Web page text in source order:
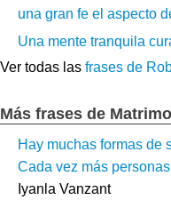
una gran fe el aspecto
Una mente tranquila
Ver todas las frases de
Más frases de
Hay muchas formas de
Cada vez más
Iyanla Vanzant